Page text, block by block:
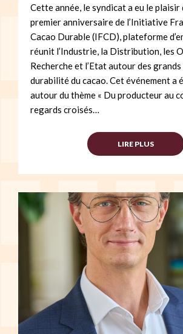
Cette année, le syndicat a eu le plaisir
premier anniversaire de l’Initiative
Cacao Durable (IFCD), plateforme
réunit l’Industrie, la Distribution, les
Recherche et l’Etat autour des
durabilité du cacao. Cet événement a
autour du thème « Du producteur au
regards croisés…
LIRE PLUS